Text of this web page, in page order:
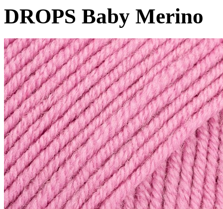
DROPS Baby Merino